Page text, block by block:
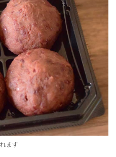
ます